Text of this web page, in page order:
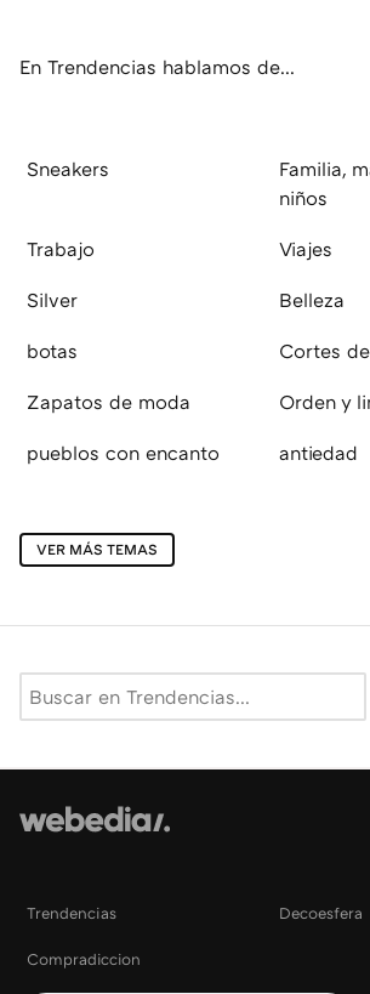
En Trendencias hablamos de...
Sneakers
Familia,
niños
Trabajo Viajes
Silver Belleza
botas Cortes
Zapatos de moda Orden y
pueblos con encanto antiedad
VER MÁS TEMAS
Trendencias Decoesfera
Compradiccion